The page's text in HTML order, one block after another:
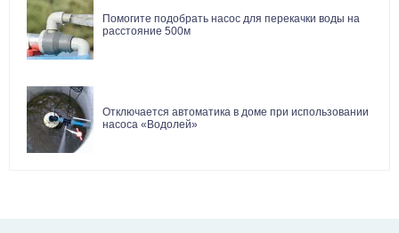
Помогите подобрать насос для перекачки воды на
расстояние 500м
Отключается автоматика в доме при использовании
насоса «Водолей»